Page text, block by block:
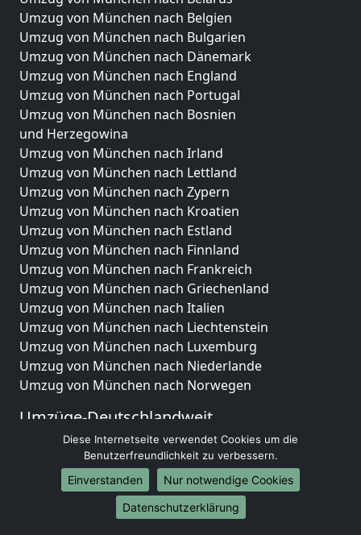
Umzug von München nach Belgien
Umzug von München nach Bulgarien
Umzug von München nach Dänemark
Umzug von München nach England
Umzug von München nach Portugal
Umzug von München nach Bosnien
und Herzegowina
Umzug von München nach Irland
Umzug von München nach Lettland
Umzug von München nach Zypern
Umzug von München nach Kroatien
Umzug von München nach Estland
Umzug von München nach Finnland
Umzug von München nach Frankreich
Umzug von München nach Griechenland
Umzug von München nach Italien
Umzug von München nach Liechtenstein
Umzug von München nach Luxemburg
Umzug von München nach Niederlande
Umzug von München nach Norwegen
Umzüge-Deutschlandweit
Umzug von München nach Berlin
Umzug von München nach Hamburg
Umzug von München nach München
Umzug von München nach Köln
Umzug von München nach Frankfurt am Main
Diese Internetseite verwendet Cookies um die
Benutzerfreundlichkeit zu verbessern.
Einverstanden
Nur notwendige Cookies
Datenschutzerklärung